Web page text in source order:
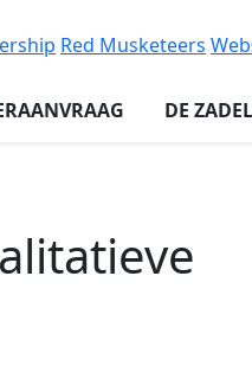
Red Musketeers
DE